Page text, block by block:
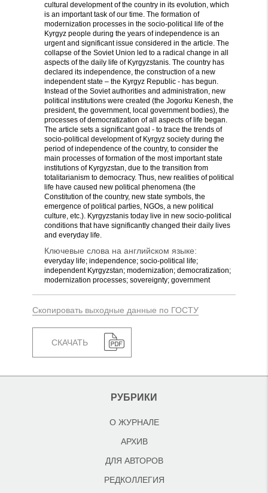
cultural development of the country in its evolution, which
is an important task of our time. The formation of
modernization processes in the socio-political life of the
Kyrgyz people during the years of independence is an
urgent and significant issue considered in the article. The
collapse of the Soviet Union led to a radical change in all
aspects of the daily life of Kyrgyzstanis. The country has
declared its independence, the construction of a new
independent state – the Kyrgyz Republic - has begun.
Instead of the Soviet authorities and administration, new
political institutions were created (the Jogorku Kenesh, the
president, the government, local government bodies), the
processes of democratization of all aspects of life began.
The article sets a significant goal - to trace the trends of
socio-political development of Kyrgyz society during the
period of independence of the country, to consider the
main processes of formation of the most important state
institutions of Kyrgyzstan, due to the transition from
totalitarianism to democracy. Thus, new realities of political
life have caused new political phenomena (the
Constitution of the country, new state symbols, the
emergence of political parties, NGOs, a new political
culture, etc.). Kyrgyzstanis today live in new socio-political
conditions that have significantly changed their daily lives
and everyday life.
Ключевые слова на английском языке:
everyday life; independence; socio-political life;
independent Kyrgyzstan; modernization; democratization;
modernization processes; sovereignty; government
Скопировать выходные данные по ГОСТУ
СКАЧАТЬ
РУБРИКИ
О ЖУРНАЛЕ
АРХИВ
ДЛЯ АВТОРОВ
РЕДКОЛЛЕГИЯ